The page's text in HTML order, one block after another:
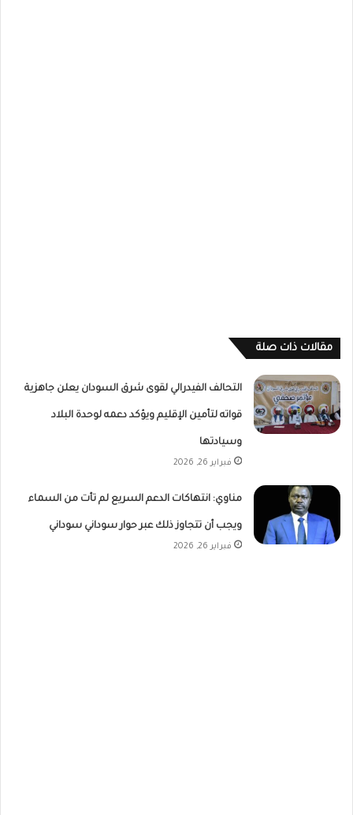
مقالات ذات صلة
التحالف الفيدرالي لقوى شرق السودان يعلن جاهزية
قواته لتأمين الإقليم ويؤكد دعمه لوحدة البلاد
وسيادتها
فبراير 26, 2026
مناوي: انتهاكات الدعم السريع لم تأت من السماء
ويجب أن تتجاوز ذلك عبر حوار سوداني سوداني
فبراير 26, 2026